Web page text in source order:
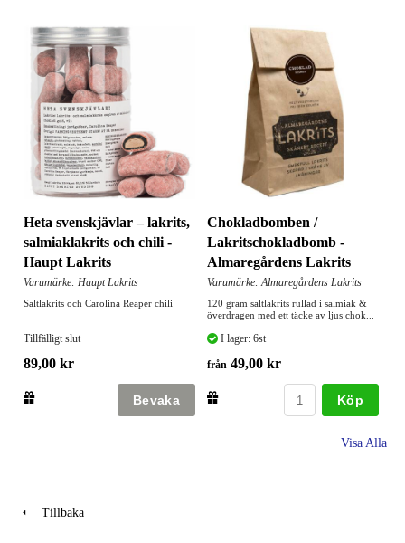
Heta svenskjävlar – lakrits,
salmiaklakrits och chili -
Haupt Lakrits
Varumärke: Haupt Lakrits
Saltlakrits och Carolina Reaper chili
Tillfälligt slut
89,00 kr
Chokladbomben /
Lakritschokladbomb -
Almaregårdens Lakrits
Varumärke: Almaregårdens Lakrits
120 gram saltlakrits rullad i salmiak &
överdragen med ett täcke av ljus chok...
I lager: 6st
från 49,00 kr
Köp
Visa Alla
Tillbaka